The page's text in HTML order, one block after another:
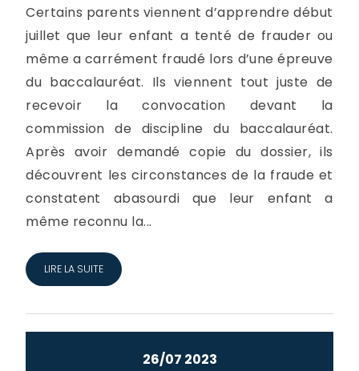
Certains parents viennent d’apprendre début
juillet que leur enfant a tenté de frauder ou
même a carrément fraudé lors d’une épreuve
du baccalauréat. Ils viennent tout juste de
recevoir la convocation devant la
commission de discipline du baccalauréat.
Après avoir demandé copie du dossier, ils
découvrent les circonstances de la fraude et
constatent abasourdi que leur enfant a
même reconnu la...
LIRE LA SUITE
26/07 2023